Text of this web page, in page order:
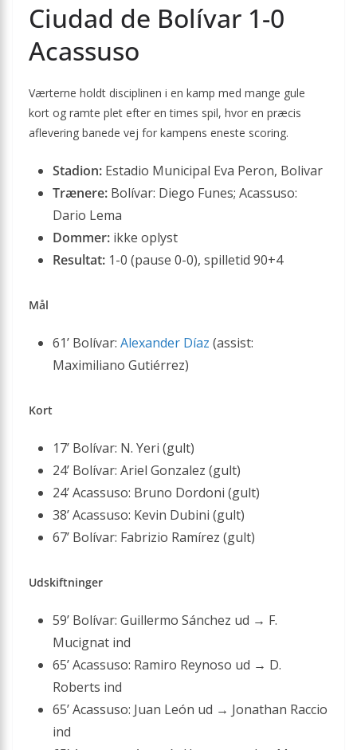
Ciudad de Bolívar 1-0
Acassuso
Værterne holdt disciplinen i en kamp med mange gule
kort og ramte plet efter en times spil, hvor en præcis
aflevering banede vej for kampens eneste scoring.
Stadion: Estadio Municipal Eva Peron, Bolivar
Trænere: Bolívar: Diego Funes; Acassuso:
Dario Lema
Dommer: ikke oplyst
Resultat: 1-0 (pause 0-0), spilletid 90+4
Mål
61’ Bolívar: Alexander Díaz (assist:
Maximiliano Gutiérrez)
Kort
17’ Bolívar: N. Yeri (gult)
24’ Bolívar: Ariel Gonzalez (gult)
24’ Acassuso: Bruno Dordoni (gult)
38’ Acassuso: Kevin Dubini (gult)
67’ Bolívar: Fabrizio Ramírez (gult)
Udskiftninger
59’ Bolívar: Guillermo Sánchez ud → F.
Mucignat ind
65’ Acassuso: Ramiro Reynoso ud → D.
Roberts ind
65’ Acassuso: Juan León ud → Jonathan Raccio
ind